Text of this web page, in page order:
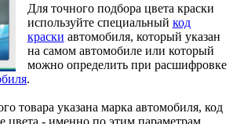
Для точного подбора цвета краски
используйте специальный код
краски автомобиля, который указан
на самом автомобиле или который
можно определить при расшифровке
.
товара указана марка автомобиля, код
цвета - именно по этим параметрам